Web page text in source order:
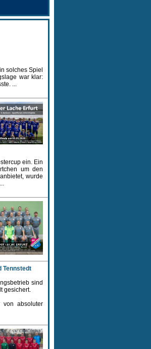
solches Spiel
war klar:
...
ein. Ein
um den
wurde
Tennstedt
sind
gesichert.
von absoluter